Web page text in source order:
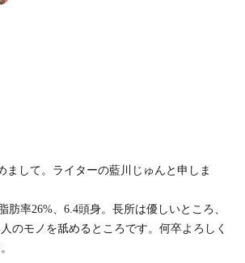
まして。ライターの藍川じゅんと申しま
肪率26%、6.4頭身。長所は優しいところ、
のモノを舐めるところです。何卒よろしく